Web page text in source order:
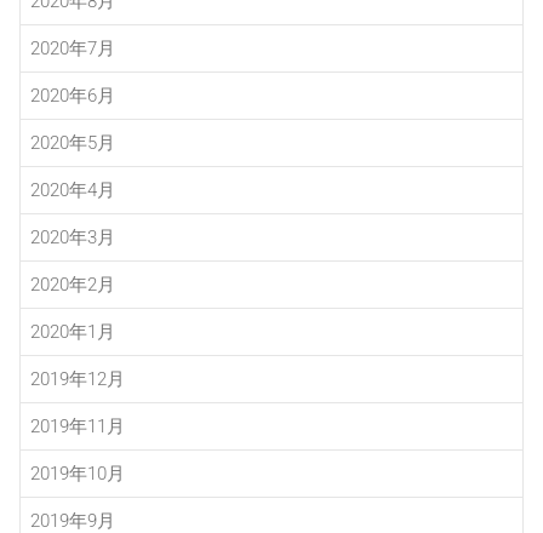
2020年7月
2020年6月
2020年5月
2020年4月
2020年3月
2020年2月
2020年1月
2019年12月
2019年11月
2019年10月
2019年9月